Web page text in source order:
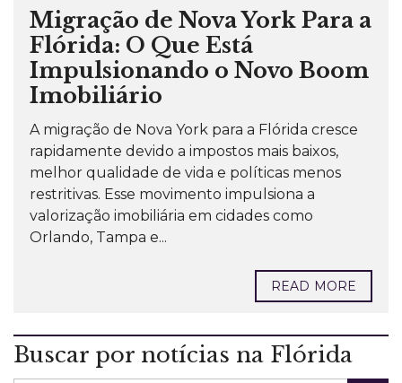
Migração de Nova York Para a
Flórida: O Que Está
Impulsionando o Novo Boom
Imobiliário
A migração de Nova York para a Flórida cresce
rapidamente devido a impostos mais baixos,
melhor qualidade de vida e políticas menos
restritivas. Esse movimento impulsiona a
valorização imobiliária em cidades como
Orlando, Tampa e...
READ MORE
Buscar por notícias na Flórida